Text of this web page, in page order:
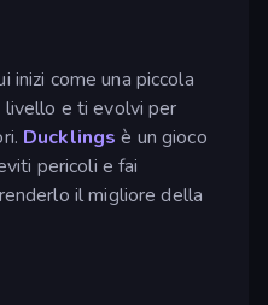
inizi come una piccola
livello e ti evolvi per
Ducklings è un gioco
pericoli e fai
il migliore della